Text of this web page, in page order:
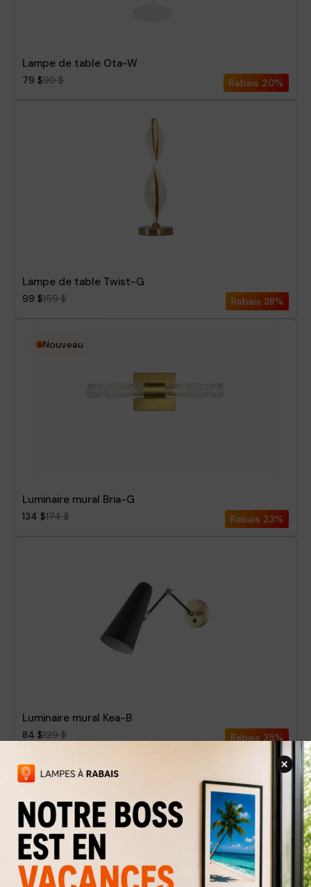
Lampe de table Ota-W
79 $99 $ Rabais 20%
Lampe de table Twist-G
99 $159 $ Rabais 38%
Nouveau
Luminaire mural Bria-G
134 $174 $ Rabais 23%
Luminaire mural Kea-B
84 $129 $ Rabais 35%